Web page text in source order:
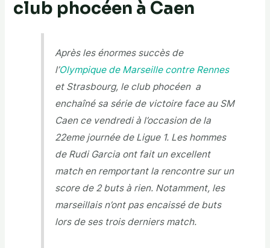
club phocéen à Caen
Après les énormes succès de
l’Olympique de Marseille contre Rennes
et Strasbourg, le club phocéen a
enchaîné sa série de victoire face au SM
Caen ce vendredi à l’occasion de la
22eme journée de Ligue 1. Les hommes
de Rudi Garcia ont fait un excellent
match en remportant la rencontre sur un
score de 2 buts à rien. Notamment, les
marseillais n’ont pas encaissé de buts
lors de ses trois derniers match.